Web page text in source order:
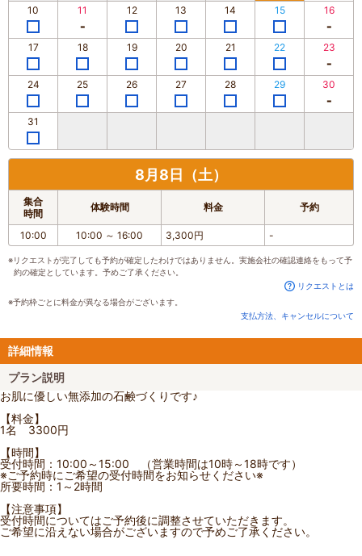
10 11 12 13 14 15 16
17 18 19 20 21 22 23
24 25 26 27 28 29 30
31
8月8日（土）
集合
時間
体験時間 料金 予約
10:00 10:00 ～ 16:00 3,300円 -
※リクエストが完了しても予約が確定したわけではありません。実施会社の確認連絡をもって予
約の確定としています。予めご了承ください。
リクエストとは
※予約枠ごとに料金が異なる場合がございます。
支払方法、キャンセルについて
詳細情報
プラン説明
お肌に優しい無添加の石鹸づくりです♪
【料金】
1名 3300円
【時間】
受付時間：10:00～15:00 （営業時間は10時～18時です）
※ご予約時にご希望の受付時間をお知らせください※
所要時間：1～2時間
【注意事項】
受付時間についてはご予約後に調整させていただきます。
ご希望に沿えない場合がございますので予めご了承ください。